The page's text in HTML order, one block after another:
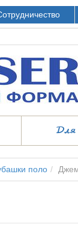
Для
поло